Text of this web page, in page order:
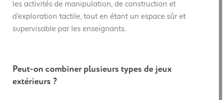
les activités de manipulation, de construction et
d’exploration tactile, tout en étant un espace sûr et
supervisable par les enseignants.
Peut-on combiner plusieurs types de jeux
extérieurs ?